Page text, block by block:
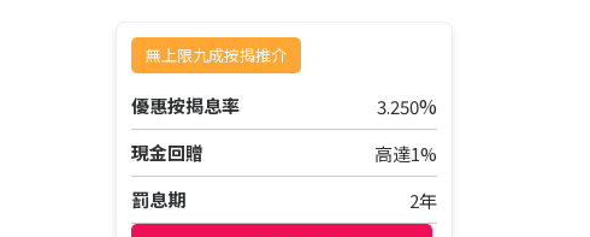
無上限九成按揭推介
優惠按揭息率 3.250%
現金回贈
高達1%
罰息期
2年